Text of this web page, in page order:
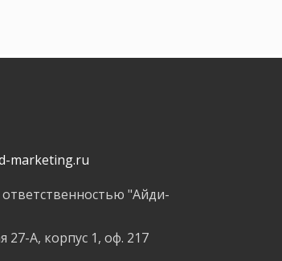
marketing.ru
"Айди-
27-А, корпус 1, оф. 217